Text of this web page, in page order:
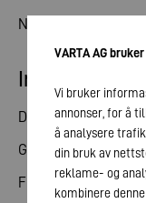
Nyheter
Del
Generalforsamling
Finanskalender
VARTA AG
Vi bruker
annonser, for å
å analysere
din bruk av
reklame- og
kombinere